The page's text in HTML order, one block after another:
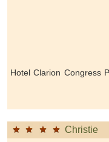
Hotel Clarion Congress
Christie